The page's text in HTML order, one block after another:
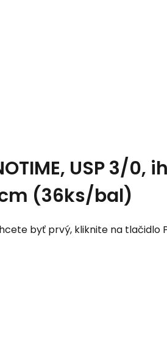
USP 3/0,
(36ks/bal)
byť prvý, kliknite na tlačidlo